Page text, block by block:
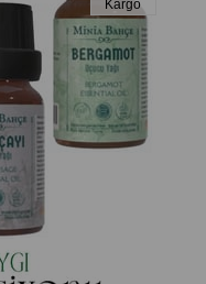
Kargo